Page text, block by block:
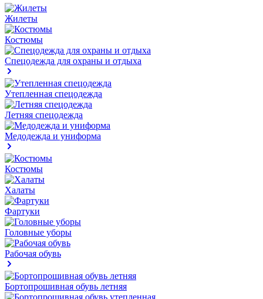
Жилеты
Костюмы
Спецодежда для охраны и отдыха
Утепленная спецодежда
Летняя спецодежда
Медодежда и униформа
Костюмы
Халаты
Фартуки
Головные уборы
Рабочая обувь
Бортопрошивная обувь летняя